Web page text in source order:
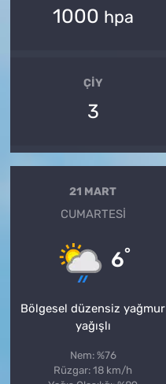
1000 hpa
ÇIY
3
21 MART
CUMARTESI
6°
Bölgesel düzensiz yağmur
yağışlı
Nem: %76
Rüzgar: 18 km/h